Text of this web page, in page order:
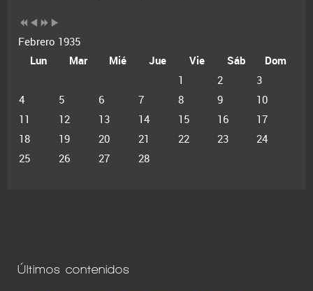
Febrero 1935
Lun
Mar Mié Jue Vie Sáb
Dom
1
2
3
4
5 6 7 8 9
10
11
12 13 14 15 16
17
18
19 20 21 22 23
24
25
26 27 28
Últimos contenidos